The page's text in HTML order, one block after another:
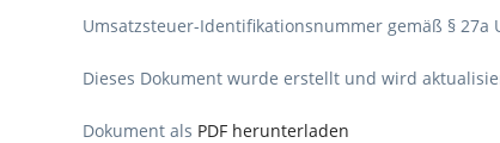
Umsatzsteuer-Identifikationsnummer gemäß § 27a
Dieses Dokument wurde erstellt und wird
Dokument als PDF herunterladen